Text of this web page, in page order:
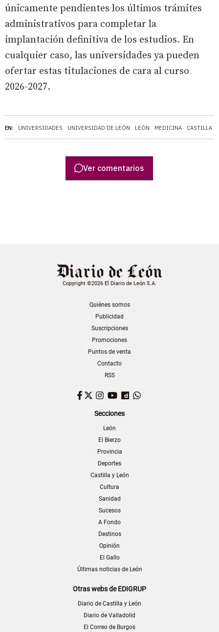
EN: UNIVERSIDADES UNIVERSIDAD DE LEÓN LEÓN MEDICINA CASTILLA Y
únicamente pendientes los últimos trámites
administrativos para completar la
implantación definitiva de los estudios. En
cualquier caso, las universidades ya pueden
ofertar estas titulaciones de cara al curso
2026-2027.
Ver comentarios
Copyright ©2026 El Diario de León S.A.
Quiénes somos
Publicidad
Suscripciones
Promociones
Puntos de venta
Contacto
RSS
Facebook
TwitterInstagram
YouTubeDailymotion
Secciones
León
El Bierzo
Provincia
Deportes
Castilla y León
Cultura
Sanidad
Sucesos
A Fondo
Destinos
Opinión
El Gallo
Últimas noticias de León
Otras webs de EDIGRUP
Diario de Castilla y León
Diario de Valladolid
El Correo de Burgos